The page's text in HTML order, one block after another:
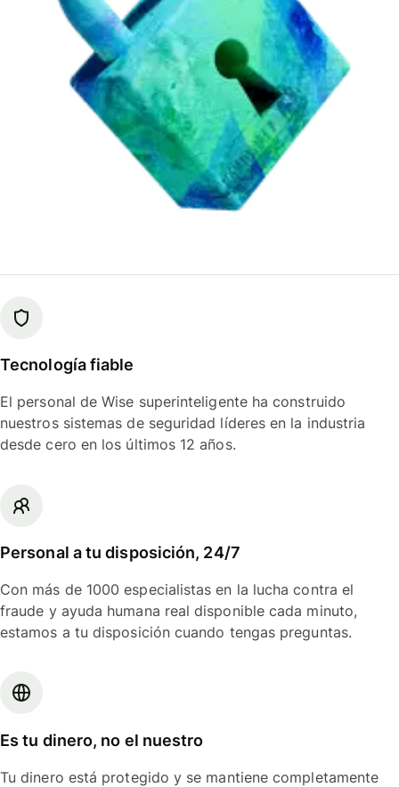
Tecnología fiable
El personal de Wise superinteligente ha construido
nuestros sistemas de seguridad líderes en la industria
desde cero en los últimos 12 años.
Personal a tu disposición, 24/7
Con más de 1000 especialistas en la lucha contra el
fraude y ayuda humana real disponible cada minuto,
estamos a tu disposición cuando tengas preguntas.
Es tu dinero, no el nuestro
Tu dinero está protegido y se mantiene completamente